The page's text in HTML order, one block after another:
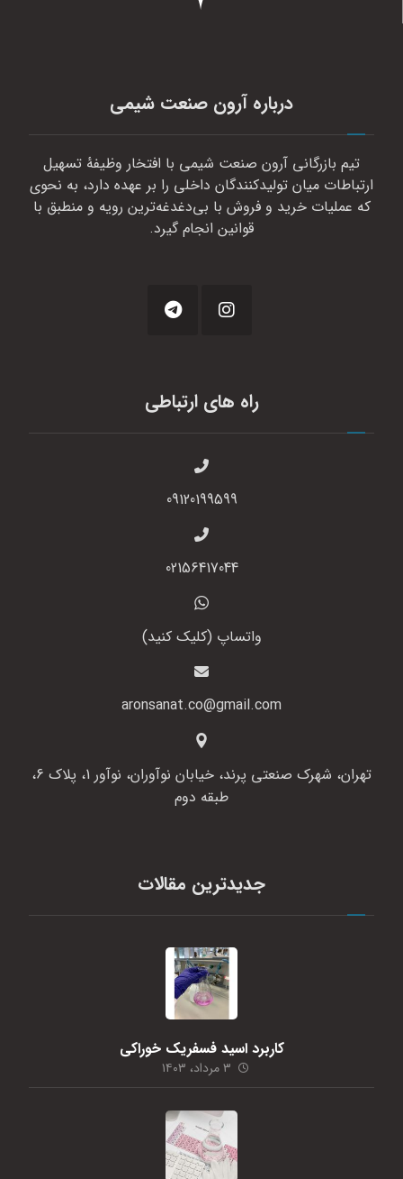
درباره آرون صنعت شیمی
تیم بازرگانی آرون صنعت شیمی با افتخار وظیفهٔ تسهیل
ارتباطات میان تولیدکنندگان داخلی را بر عهده دارد، به نحوی
که عملیات خرید و فروش با بی‌دغدغه‌ترین رویه و منطبق با
قوانین انجام گیرد.
راه های ارتباطی
09120199599
02156417044
واتساپ (کلیک کنید)
aronsanat.co@gmail.com
تهران، شهرک صنعتی پرند، خیابان نوآوران، نوآور 1، پلاک 6،
طبقه دوم
جدیدترین مقالات
کاربرد اسید فسفریک خوراکی
۳ مرداد، ۱۴۰۳